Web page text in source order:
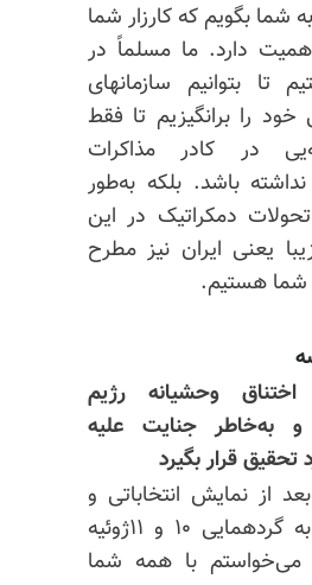
بگویم که کارزار شما
دارد. ما مسلماً در
تا بتوانیم سازمانهای
خود را برانگیزیم تا فقط
در کادر مذاکرات
نداشته باشد. بلکه به‌طور
دمکراتیک در این
یعنی ایران نیز مطرح
شما هستیم.
وحشیانه رژیم
به‌خاطر جنایت علیه
قرار بگیرد
از نمایش انتخاباتی و
چند روز مانده به گردهمایی ۱۰ و ۱۱ژوئیه
می‌خواستم با همه شما